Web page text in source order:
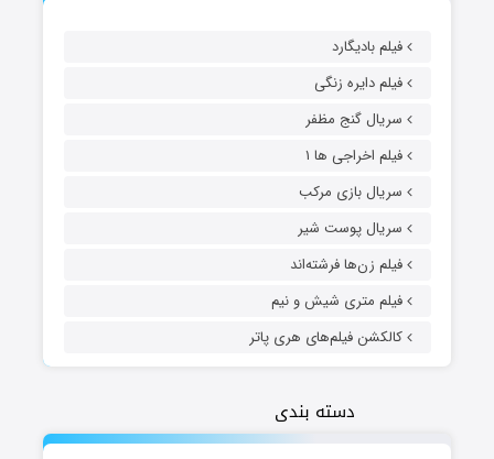
فیلم بادیگارد
فیلم دایره زنگی
سریال گنج مظفر
فیلم اخراجی ها ۱
سریال بازی مرکب
سریال پوست شیر
فیلم زن‌ها فرشته‌اند
فیلم متری شیش و نیم
کالکشن فیلم‌های هری پاتر
دسته بندی